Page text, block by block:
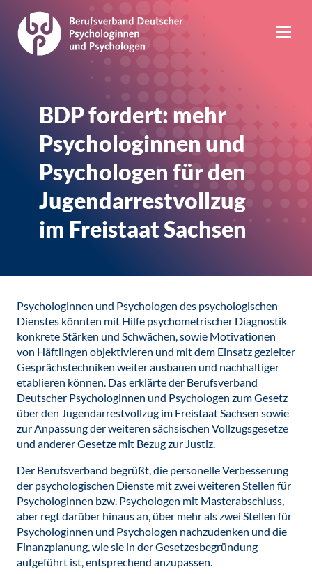
BDP fordert: mehr
Psychologinnen und
Psychologen für den
Jugendarrestvollzug
im Freistaat Sachsen
Psychologinnen und Psychologen des psychologischen
Dienstes könnten mit Hilfe psychometrischer Diagnostik
konkrete Stärken und Schwächen, sowie Motivationen
von Häftlingen objektivieren und mit dem Einsatz gezielter
Gesprächstechniken weiter ausbauen und nachhaltiger
etablieren können. Das erklärte der Berufsverband
Deutscher Psychologinnen und Psychologen zum Gesetz
über den Jugendarrestvollzug im Freistaat Sachsen sowie
zur Anpassung der weiteren sächsischen Vollzugsgesetze
und anderer Gesetze mit Bezug zur Justiz.
Der Berufsverband begrüßt, die personelle Verbesserung
der psychologischen Dienste mit zwei weiteren Stellen für
Psychologinnen bzw. Psychologen mit Masterabschluss,
aber regt darüber hinaus an, über mehr als zwei Stellen für
Psychologinnen und Psychologen nachzudenken und die
Finanzplanung, wie sie in der Gesetzesbegründung
aufgeführt ist, entsprechend anzupassen.